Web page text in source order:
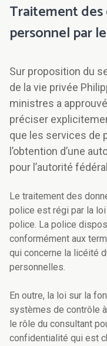
Traitement
personnel par
Sur proposition du
de la vie privée
ministres a
préciser
que les services de
l’obtention d’une
pour l’autorité
Le traitement des
police est régi par la
police. La police
conformément aux
qui concerne la licéité
personnelles.
En outre, la loi sur la
systèmes de contrôle
le rôle du consultant
confidentialité qui est